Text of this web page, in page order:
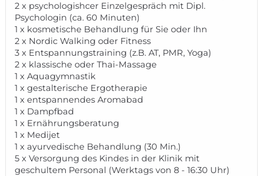
Schenken Sie sich selbst Fürsorge – und kehren Sie
gestärkt in den Alltag zurück.
Für Kinder zwischen 3 und 12 Jahren.
LEISTUNGEN PRO WOCHE
7 x Übernachtung mit Vollpension
1 x Ärztliche Eingangs-Konsultation
1 x Ärztliche Schlusskonsultation (nur bei Bedarf)
2 x psychologishcer Einzelgespräch mit Dipl.
Psychologin (ca. 60 Minuten)
1 x kosmetische Behandlung für Sie oder Ihn
2 x Nordic Walking oder Fitness